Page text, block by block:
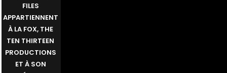
FILES
APPARTIENNENT
À LA FOX, THE
TEN THIRTEEN
PRODUCTIONS
ET À SON